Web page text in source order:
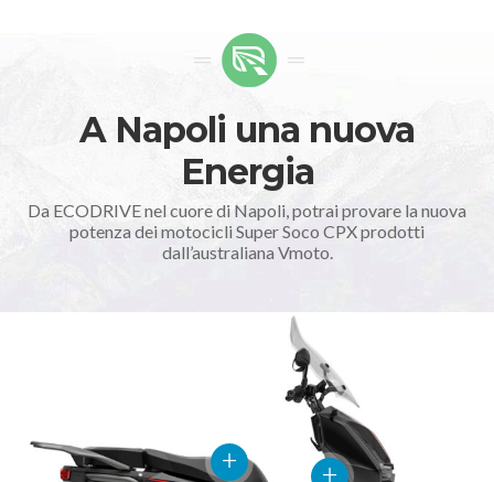
A Napoli una nuova
Energia
Da ECODRIVE nel cuore di Napoli, potrai provare la nuova
potenza dei motocicli Super Soco CPX prodotti
dall’australiana Vmoto.